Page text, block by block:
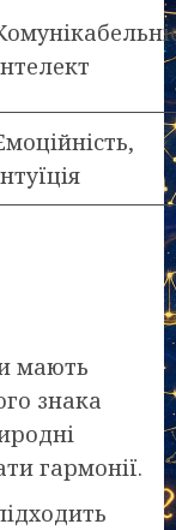
мають
знака
гармонії.